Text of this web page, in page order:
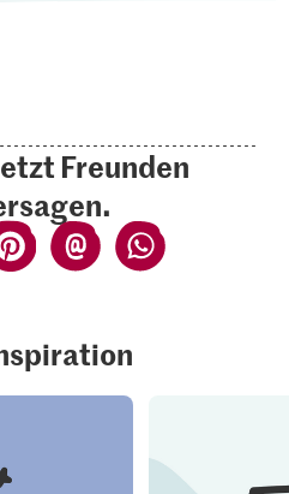
Freunden